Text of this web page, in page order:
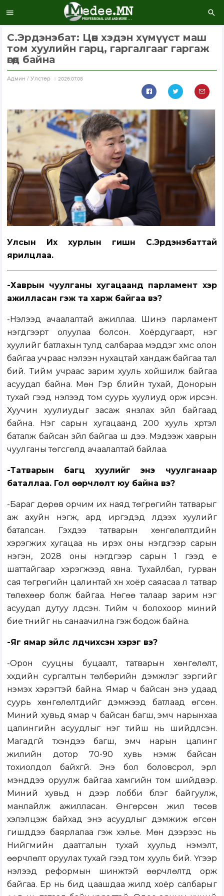
С.Эрдэнэбат: Цөөн хэдэн хүмүүст маш
том хуулийн гарц, гаргалгааг гаргаж
өгөөд байна
Aдмин / Улстөр 2026.07.08
Улсын Их хурлын гишүүн С.Эрдэнэбаттай
ярилцлаа.
-Хаврын чуулганы хугацаанд парламент хэр
ажилласан гэж та харж байгаа вэ?
-Нэлээд ачаалалтай ажиллаа. Шинэ парламент
нэгдүгээрт олуулаа болсон. Хоёрдугаарт, нэг
хуулийг батлахын тулд салбараа мэддэг хүмүүс олон
байгаа учраас нэлээн нухацтай хандаж байгаа тал
бий. Тийм учраас зарим хууль хойшилж байгаа
асуудал байна. Мөн Гэр бүлийн тухай, Донорын
тухай гээд нэлээд том суурь хуулиуд орж ирсэн.
Хуучин хуулиудыг засаж янзлах зүйл байгаад
байна. Нэг сарын хугацаанд 200 хууль хүртэл
баталж байсан зүйл байгаа шүү дээ. Мэдээж хаврын
чуулганы төгсгөлд ачаалалтай байлаа.
-Татварын багц хуулийг энэ чуулганаар
баталлаа. Гол өөрчлөлт юу байна вэ?
-Бараг дөрөв орчим их наяд төгрөгийн татварыг
аж ахуйн нэгж, ард иргэдэд үлдээх хуулийг
баталсан. Гэхдээ татварын хөнгөлөлтүүдийн
хэрэгжих хугацаа нь ирэх оны нэгдүгээр сарын
нэгэн, 2028 оны нэгдүгээр сарын 1 гээд үе
шаттайгаар хэрэгжээд явна. Тухайлбал, гурван
сая төгрөгийн цалинтай хүн хоёр саяасаа л татвар
төлөхөөр болж байгаа. Нөгөө талаар зарим нэг
асуудал дутуу үлдсэн. Тийм ч болохоор миний
бие түүнийг нь санаачилна гэж бодож байна.
-Яг ямар зүйлс үлдчихсэн хэрэг вэ?
-Орон сууцны буцаалт, татварын хөнгөлөлт,
хүүхдийн сургалтын төлбөрийн дэмжлэг зэргийг
нэмэх хэрэгтэй байна. Ямар ч байсан энэ удаад
суурь хөнгөлөлтүүдийг дэмжээд батлаад өгсөн.
Миний хувьд ямар ч байсан багш, эмч нарынхаа
цалингийн асуудлыг нэг тийш нь шийдүүлсэн.
Магадгүй түүхэндээ багш, эмч нарын цалинг
жилийн дотор 70-90 хувь нэмж байсан
тохиолдол байхгүй. Энэ бол боловсрол, эрүүл
мэнддээ оруулж байгаа хамгийн том шийдвэр.
Миний хувьд үүн дээр лобби бүлэг байгуулж,
манлайлж ажилласан. Өнгөрсөн жил төсөв
хэлэлцэж байхад энэ асуудлыг дэмжиж өгсөн
гишүүддээ баярлалаа гэж хэлье. Мөн дээрээс нь
Нийгмийн даатгалын тухай хуульд нэмэлт,
өөрчлөлт оруулах тухай гээд том хууль бий. Үүгээр
нэлээд реформын шинжтэй өөрчлөлтүүд орж
байгаа. Ер нь бид цаашдаа жилд хоёр салбарыг